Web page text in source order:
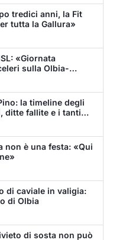
di caviale in valigia:
di Olbia
di sosta non può
Fiume rispondono
non serva a
un anno senza
ai delinquenti